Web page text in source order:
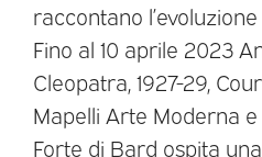
raccontano
Fino al 10 aprile 2023
Cleopatra, 1927-29,
Mapelli Arte Moderna
Forte di Bard ospita